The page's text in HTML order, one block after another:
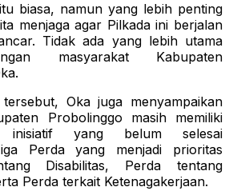
biasa, namun yang lebih penting
menjaga agar Pilkada ini berjalan
Tidak ada yang lebih utama
masyarakat Kabupaten
Oka juga menyampaikan
Probolinggo masih memiliki
inisiatif yang belum selesai
Perda yang menjadi prioritas
Disabilitas, Perda tentang
Perda terkait Ketenagakerjaan.